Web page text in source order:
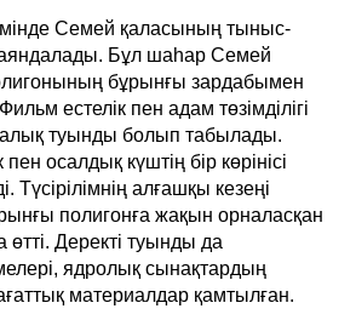
Семей қаласының тыныс-
Бұл шаһар Семей
бұрынғы зардабымен
естелік пен адам төзімділігі
туынды болып табылады.
пен осалдық күштің бір көрінісі
Түсірілімнің алғашқы кезеңі
полигонға жақын орналасқан
Деректі туынды да
ядролық сынақтардың
материалдар қамтылған.